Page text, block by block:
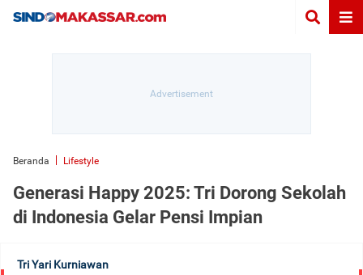
Beranda Lifestyle
Generasi Happy 2025: Tri Dorong Sekolah
di Indonesia Gelar Pensi Impian
Tri Yari Kurniawan